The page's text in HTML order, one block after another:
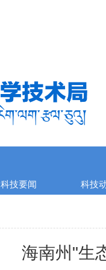
科技要闻 科技
海南州"生